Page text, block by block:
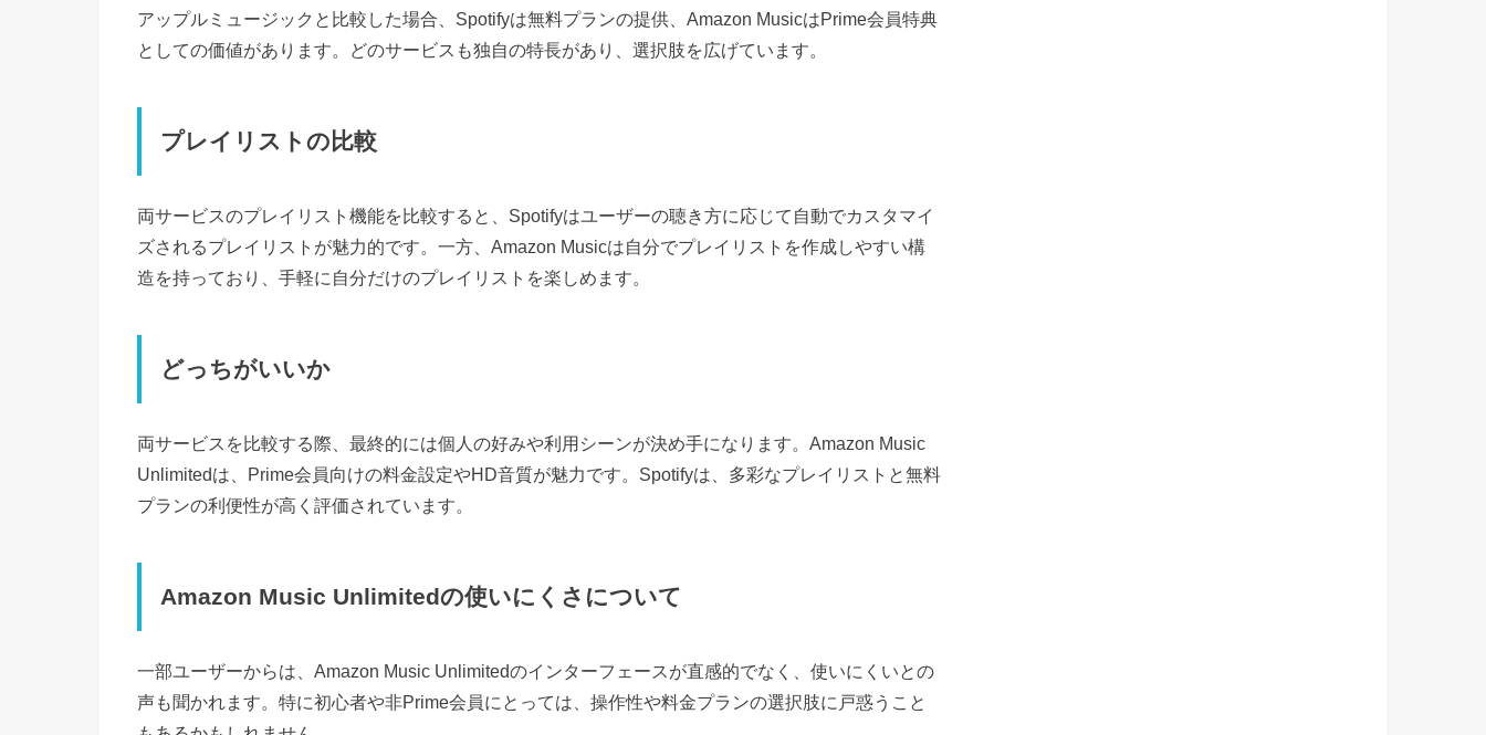
アップルミュージックと比較した場合、Spotifyは無料プランの提供、Amazon MusicはPrime会員特典
としての価値があります。どのサービスも独自の特長があり、 選択肢を広げています。
プレイリストの比較
両サービスのプレイリスト機能を比較すると、Spotifyはユーザーの聴き方に応じて自動でカスタマイ
ズされるプレイリストが魅力的です。一方、Amazon Musicは自分でプレイリストを作成しやすい構
造を持っており、手軽に自分だけのプレイリストを楽しめます。
どっちがいいか
両サービスを比較する際、最終的には個人の好みや利用シーンが決め手になります。Amazon Music
Unlimitedは、Prime会員向けの料金設定やHD音質が魅力です。Spotifyは、多彩なプレイリストと無料
プランの利便性が高く評価されています。
Amazon Music Unlimitedの使いにくさについて
一部ユーザーからは、Amazon Music Unlimitedのインターフェースが直感的でなく、使いにくいとの
声も聞かれます。特に初心者や非Prime会員にとっては、操作性や料金プランの選択肢に戸惑うこと